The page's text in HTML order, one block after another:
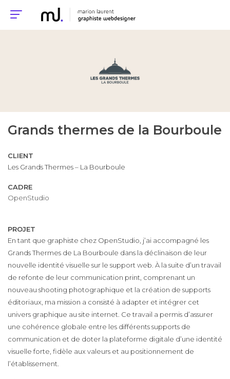
Grands thermes de la Bourboule
CLIENT
Les Grands Thermes – La Bourboule
CADRE
OpenStudio
PROJET
En tant que graphiste chez OpenStudio, j’ai accompagné les
Grands Thermes de La Bourboule dans la déclinaison de leur
nouvelle identité visuelle sur le support web. À la suite d’un travail
de refonte de leur communication print, comprenant un
nouveau shooting photographique et la création de supports
éditoriaux, ma mission a consisté à adapter et intégrer cet
univers graphique au site internet. Ce travail a permis d’assurer
une cohérence globale entre les différents supports de
communication et de doter la plateforme digitale d’une identité
visuelle forte, fidèle aux valeurs et au positionnement de
l’établissement.